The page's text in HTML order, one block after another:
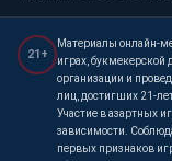
21+
Материалы онлайн-
играх, букмекерской
организации и
лиц, достигших 21-
Участие в азартных
зависимости.
первых признаков